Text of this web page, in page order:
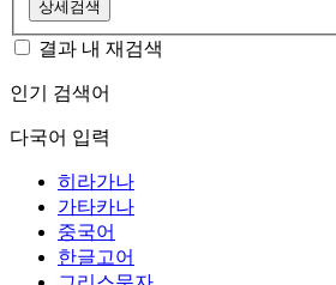
상세검색
결과 내 재검색
인기 검색어
다국어 입력
히라가나
가타카나
중국어
한글고어